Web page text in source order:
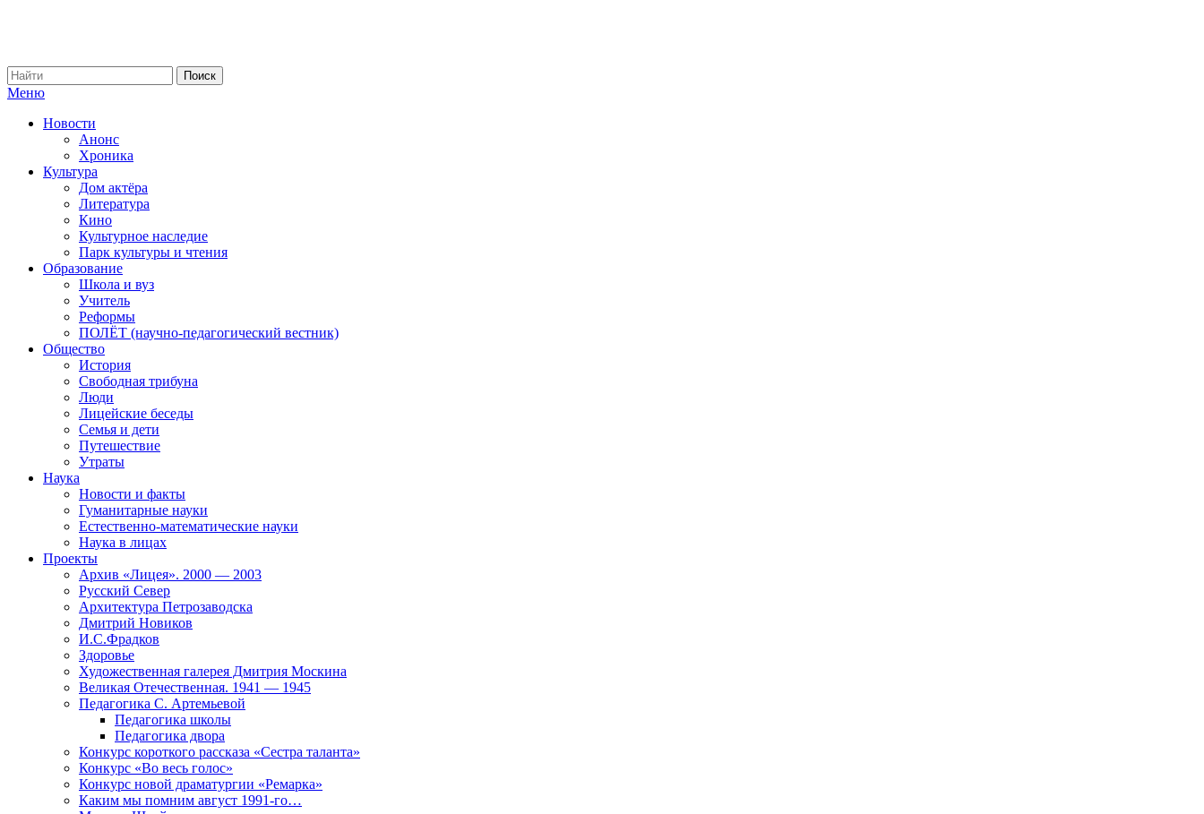
Меню
Новости
Анонс
Хроника
Культура
Дом актёра
Литература
Кино
Культурное наследие
Парк культуры и чтения
Образование
Школа и вуз
Учитель
Реформы
ПОЛЁТ (научно-педагогический вестник)
Общество
История
Свободная трибуна
Люди
Лицейские беседы
Семья и дети
Путешествие
Утраты
Наука
Новости и факты
Гуманитарные науки
Естественно-математические науки
Наука в лицах
Проекты
Архив «Лицея». 2000 — 2003
Русский Север
Архитектура Петрозаводска
Дмитрий Новиков
И.С.Фрадков
Здоровье
Художественная галерея Дмитрия Москина
Великая Отечественная. 1941 — 1945
Педагогика С. Артемьевой
Педагогика школы
Педагогика двора
Конкурс короткого рассказа «Сестра таланта»
Конкурс «Во весь голос»
Конкурс новой драматургии «Ремарка»
Каким мы помним август 1991-го…